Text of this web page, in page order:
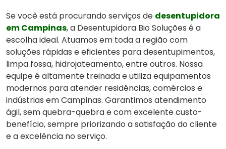
Se você está procurando serviços de desentupidora
em Campinas, a Desentupidora Bio Soluções é a
escolha ideal. Atuamos em toda a região com
soluções rápidas e eficientes para desentupimentos,
limpa fossa, hidrojateamento, entre outros. Nossa
equipe é altamente treinada e utiliza equipamentos
modernos para atender residências, comércios e
indústrias em Campinas. Garantimos atendimento
ágil, sem quebra-quebra e com excelente custo-
benefício, sempre priorizando a satisfação do cliente
e a excelência no serviço.